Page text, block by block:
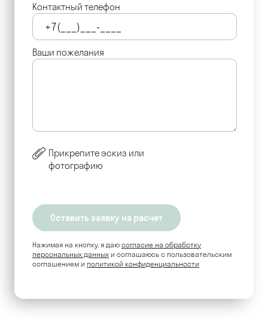
Контактный телефон
Ваши пожелания
Прикрепите эскиз или
фотографию
Нажимая на кнопку, я даю согласие на обработку
персональных данных и соглашаюсь c пользовательским
соглашением и политикой конфиденциальности